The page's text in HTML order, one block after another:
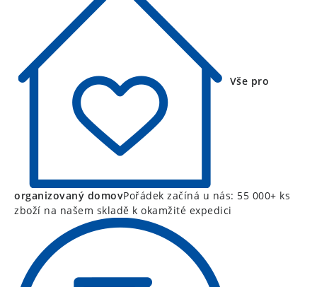
Vše pro
organizovaný domovPořádek začíná u nás: 55 000+ ks
zboží na našem skladě k okamžité expedici